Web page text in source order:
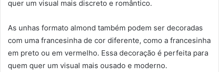
quer um visual mais discreto e romântico.
As unhas formato almond também podem ser decoradas
com uma francesinha de cor diferente, como a francesinha
em preto ou em vermelho. Essa decoração é perfeita para
quem quer um visual mais ousado e moderno.